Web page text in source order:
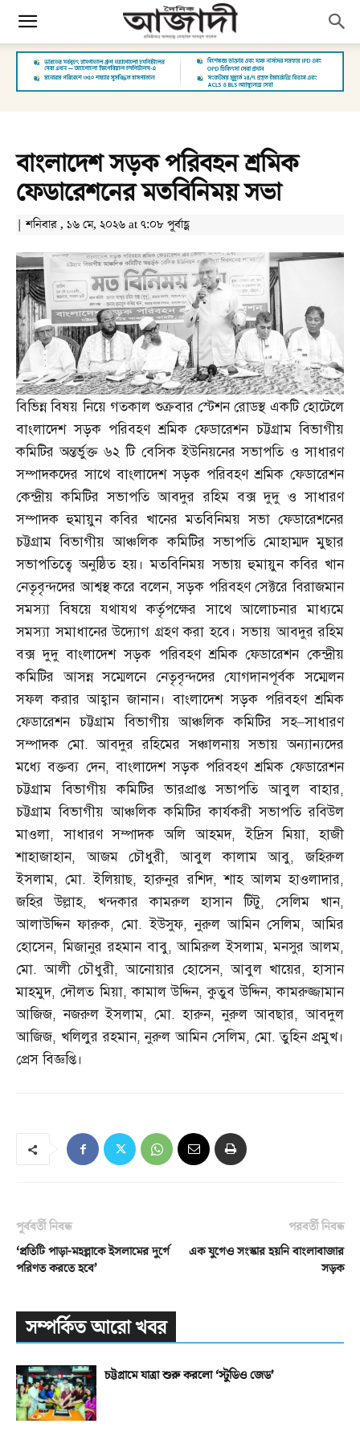
বাংলাদেশ সড়ক পরিবহন শ্রমিক
ফেডারেশনের মতবিনিময় সভা
| শনিবার , ১৬ মে, ২০২৬ at ৭:০৮ পূর্বাহ্ণ
বিভিন্ন বিষয় নিয়ে গতকাল শুক্রবার স্টেশন রোডস্থ একটি হোটেলে
বাংলাদেশ সড়ক পরিবহণ শ্রমিক ফেডারেশন চট্টগ্রাম বিভাগীয়
কমিটির অন্তর্ভুক্ত ৬২ টি বেসিক ইউনিয়নের সভাপতি ও সাধারণ
সম্পাদকদের সাথে বাংলাদেশ সড়ক পরিবহণ শ্রমিক ফেডারেশন
কেন্দ্রীয় কমিটির সভাপতি আবদুর রহিম বক্স দুদু ও সাধারণ
সম্পাদক হুমায়ুন কবির খানের মতবিনিময় সভা ফেডারেশনের
চট্টগ্রাম বিভাগীয় আঞ্চলিক কমিটির সভাপতি মোহাম্মদ মুছার
সভাপতিত্বে অনুষ্ঠিত হয়। মতবিনিময় সভায় হুমায়ুন কবির খান
নেতৃবৃন্দদের আশ্বস্থ করে বলেন,সড়ক পরিবহণ সেক্টরে বিরাজমান
সমস্যা বিষয়ে যথাযথ কর্তৃপক্ষের সাথে আলোচনার মাধ্যমে
সমস্যা সমাধানের উদ্যোগ গ্রহণ করা হবে। সভায় আবদুর রহিম
বক্স দুদু বাংলাদেশ সড়ক পরিবহণ শ্রমিক ফেডারেশন কেন্দ্রীয়
কমিটির আসন্ন সম্মেলনে নেতৃবৃন্দদের যোগদানপূর্বক সম্মেলন
সফল করার আহ্বান জানান। বাংলাদেশ সড়ক পরিবহণ শ্রমিক
ফেডারেশন চট্টগ্রাম বিভাগীয় আঞ্চলিক কমিটির সহ–সাধারণ
সম্পাদক মো.আবদুর রহিমের সঞ্চালনায় সভায় অন্যান্যদের
মধ্যে বক্তব্য দেন,বাংলাদেশ সড়ক পরিবহণ শ্রমিক ফেডারেশন
চট্টগ্রাম বিভাগীয় কমিটির ভারপ্রাপ্ত সভাপতি আবুল বাহার,
চট্টগ্রাম বিভাগীয় আঞ্চলিক কমিটির কার্যকরী সভাপতি রবিউল
মাওলা,সাধারণ সম্পাদক অলি আহমদ,ইদ্রিস মিয়া,হাজী
শাহাজাহান,আজম চৌধুরী,আবুল কালাম আবু,জহিরুল
ইসলাম,মো.ইলিয়াছ,হারুনুর রশিদ,শাহ আলম হাওলাদার,
জহির উল্লাহ, খন্দকার কামরুল হাসান টিটু, সেলিম খান,
আলাউদ্দিন ফারুক, মো.ইউসুফ,নুরুল আমিন সেলিম,আমির
হোসেন,মিজানুর রহমান বাবু,আমিরুল ইসলাম,মনসুর আলম,
মো.আলী চৌধুরী,আনোয়ার হোসেন,আবুল খায়ের,হাসান
মাহমুদ,দৌলত মিয়া,কামাল উদ্দিন,কুতুব উদ্দিন,কামরুজ্জামান
আজিজ,নজরুল ইসলাম,মো.হারুন,নুরুল আবছার,আবদুল
আজিজ, খলিলুর রহমান,নুরুল আমিন সেলিম, মো.তুহিন প্রমুখ।
প্রেস বিজ্ঞপ্তি।
পূর্ববর্তী নিবন্ধ
‘প্রতিটি পাড়া-মহল্লাকে ইসলামের দুর্গে
পরিণত করতে হবে’
পরবর্তী নিবন্ধ
এক যুগেও সংস্কার হয়নি বাংলাবাজার
সড়ক
সম্পর্কিত আরো খবর
চট্টগ্রামে যাত্রা শুরু করলো ‘স্টুডিও জেড’